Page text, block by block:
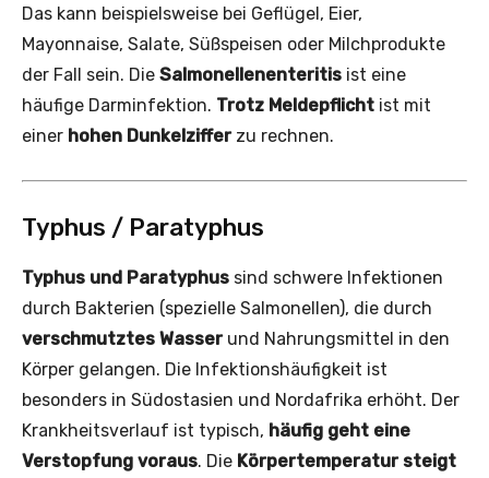
Das kann beispielsweise bei Geflügel, Eier,
Mayonnaise, Salate, Süßspeisen oder Milchprodukte
der Fall sein. Die Salmonellenenteritis ist eine
häufige Darminfektion. Trotz Meldepflicht ist mit
einer hohen Dunkelzifferzu rechnen.
Typhus / Paratyphus
Typhus und Paratyphus sind schwere Infektionen
durch Bakterien (spezielle Salmonellen), die durch
verschmutztes Wasserund Nahrungsmittel in den
Körper gelangen. Die Infektionshäufigkeit ist
besonders in Südostasien und Nordafrika erhöht. Der
Krankheitsverlauf ist typisch, häufig geht eine
Verstopfung voraus. Die Körpertemperatur steigt